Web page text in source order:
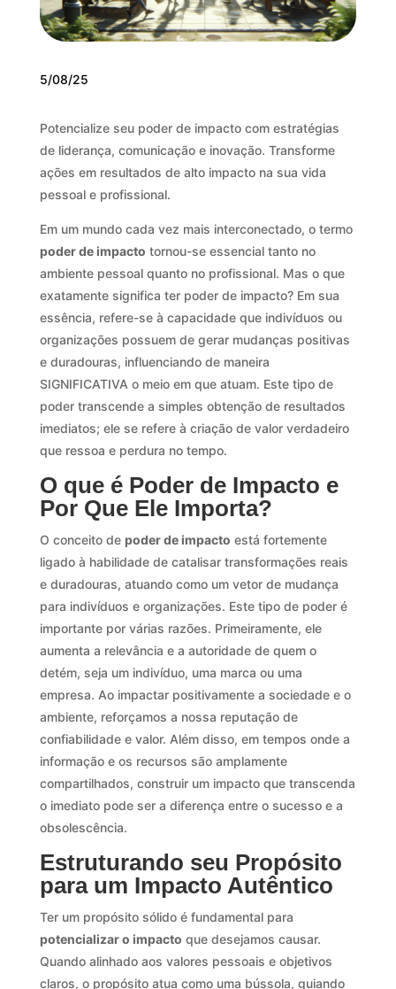
5/08/25
Potencialize seu poder de impacto com estratégias
de liderança, comunicação e inovação. Transforme
ações em resultados de alto impacto na sua vida
pessoal e profissional.
Em um mundo cada vez mais interconectado, o termo
poder de impacto tornou-se essencial tanto no
ambiente pessoal quanto no profissional. Mas o que
exatamente significa ter poder de impacto? Em sua
essência, refere-se à capacidade que indivíduos ou
organizações possuem de gerar mudanças positivas
e duradouras, influenciando de maneira
SIGNIFICATIVA o meio em que atuam. Este tipo de
poder transcende a simples obtenção de resultados
imediatos; ele se refere à criação de valor verdadeiro
que ressoa e perdura no tempo.
O que é Poder de Impacto e
Por Que Ele Importa?
O conceito de poder de impacto está fortemente
ligado à habilidade de catalisar transformações reais
e duradouras, atuando como um vetor de mudança
para indivíduos e organizações. Este tipo de poder é
importante por várias razões. Primeiramente, ele
aumenta a relevância e a autoridade de quem o
detém, seja um indivíduo, uma marca ou uma
empresa. Ao impactar positivamente a sociedade e o
ambiente, reforçamos a nossa reputação de
confiabilidade e valor. Além disso, em tempos onde a
informação e os recursos são amplamente
compartilhados, construir um impacto que transcenda
o imediato pode ser a diferença entre o sucesso e a
obsolescência.
Estruturando seu Propósito
para um Impacto Autêntico
Ter um propósito sólido é fundamental para
potencializar o impacto que desejamos causar.
Quando alinhado aos valores pessoais e objetivos
claros, o propósito atua como uma bússola, guiando